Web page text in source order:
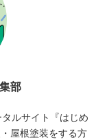
部
ルサイト『はじめ
屋根塗装をする方